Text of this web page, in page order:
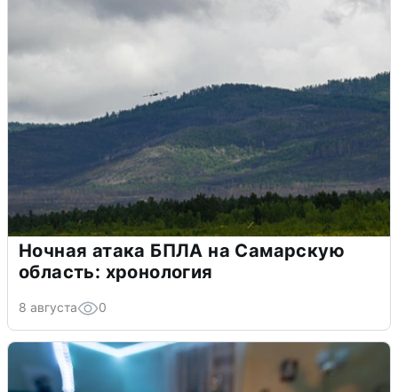
Ночная атака БПЛА на Самарскую
область: хронология
8 августа 0